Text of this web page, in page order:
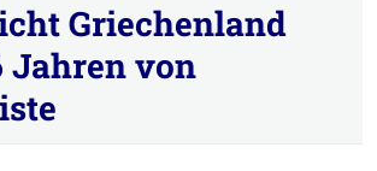
Griechenland
Jahren von